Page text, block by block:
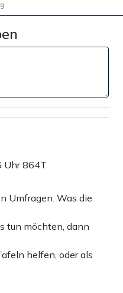
Uhr864T
Umfragen. Was die
tun möchten, dann
helfen, oder als